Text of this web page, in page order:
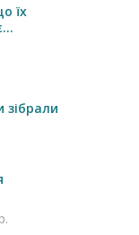
їх
зібрали